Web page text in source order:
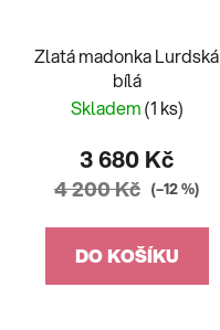
Zlatá madonka Lurdská
bílá
Skladem(1 ks)
3 680 Kč
4 200 Kč (–12 %)
DO KOŠÍKU